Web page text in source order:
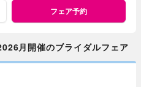
フェア予約
月開催のブライダルフェア